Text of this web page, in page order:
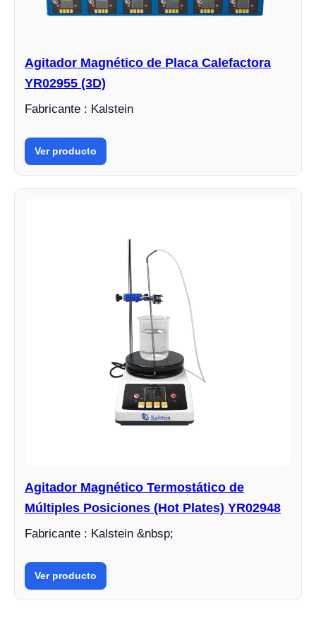
Agitador Magnético de Placa Calefactora
YR02955 (3D)
Fabricante : Kalstein
Ver producto
Agitador Magnético Termostático de
Múltiples Posiciones (Hot Plates) YR02948
Fabricante : Kalstein &nbsp;
Ver producto